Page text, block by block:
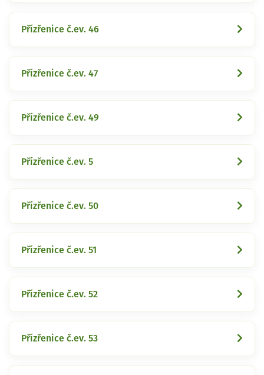
Přízřenice č.ev. 46
Přízřenice č.ev. 47
Přízřenice č.ev. 49
Přízřenice č.ev. 5
Přízřenice č.ev. 50
Přízřenice č.ev. 51
Přízřenice č.ev. 52
Přízřenice č.ev. 53